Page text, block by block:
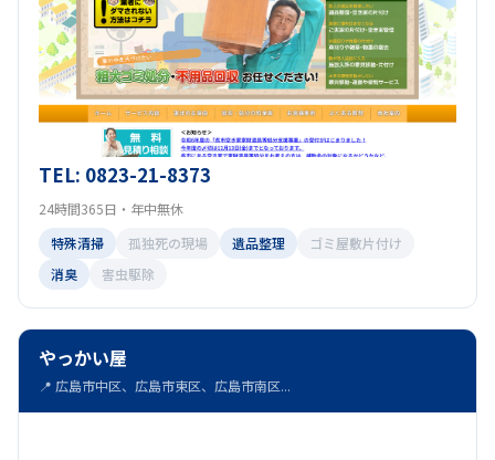
TEL: 0823-21-8373
24時間365日・年中無休
特殊清掃
孤独死の現場 遺品整理
ゴミ屋敷片付け
消臭
害虫駆除
やっかい屋
📍 広島市中区、広島市東区、広島市南区...